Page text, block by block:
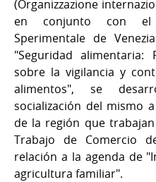
(Organizzazione
en conjunto con el
Sperimentale de
"Seguridad alimentaria:
sobre la vigilancia y
alimentos", se
socialización del mismo
de la región que
Trabajo de Comercio
relación a la agenda de
agricultura familiar".